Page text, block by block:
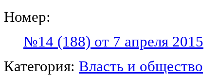
Номер:
№14 (188) от 7 апреля 2015
Категория: Власть и общество